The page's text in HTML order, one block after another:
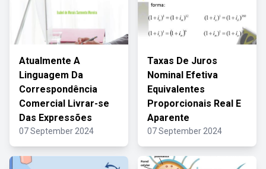
Atualmente A
Linguagem Da
Correspondência
Comercial Livrar-se
Das Expressões
07 September 2024
Taxas De Juros
Nominal Efetiva
Equivalentes
Proporcionais Real E
Aparente
07 September 2024